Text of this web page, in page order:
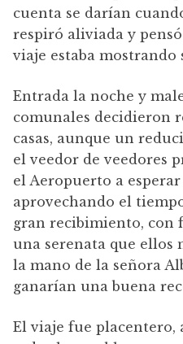
cuenta se darían
respiró aliviada y
viaje estaba mostrando
Entrada la noche y
comunales decidieron
casas, aunque un
el veedor de veedores
el Aeropuerto a esperar
aprovechando el
gran recibimiento, con
una serenata que ellos
la mano de la señora
ganarían una buena
El viaje fue placentero,